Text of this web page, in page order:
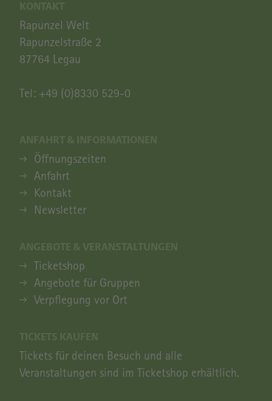
KONTAKT
Rapunzel Welt
Rapunzelstraße 2
87764 Legau
Tel: +49 (0)8330 529-0
ANFAHRT & INFORMATIONEN
ANFAHRT & INFORMATIONEN
Öffnungszeiten
Anfahrt
Kontakt
Newsletter
ANGEBOTE & VERANSTALTUNGEN
ANGEBOTE & VERANSTALTUNGEN
Ticketshop
Angebote für Gruppen
Verpflegung vor Ort
TICKETS KAUFEN
Tickets für deinen Besuch und alle
Veranstaltungen sind im Ticketshop erhältlich.